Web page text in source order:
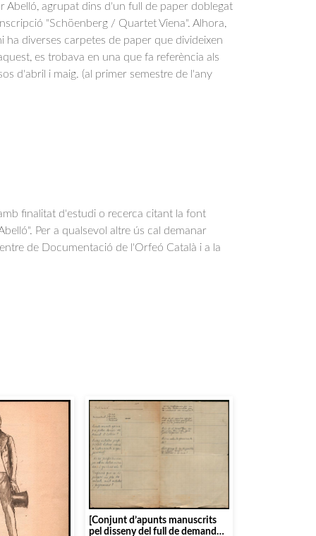
Abelló, agrupat dins d'un full de paper doblegat
"Schöenberg / Quartet Viena". Alhora,
ha diverses carpetes de paper que divideixen
es trobava en una que fa referència als
d'abril i maig. (al primer semestre de l'any
finalitat d'estudi o recerca citant la font
Per a qualsevol altre ús cal demanar
de Documentació de l'Orfeó Català i a la
[Conjunt d’apunts manuscrits
pel disseny del full de demanda